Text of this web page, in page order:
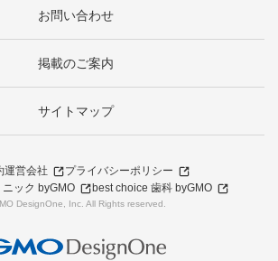
お問い合わせ
掲載のご案内
サイトマップ
運営会社
プライバシーポリシー
ック byGMO
best choice 歯科 byGMO
DesignOne, Inc. All Rights reserved.